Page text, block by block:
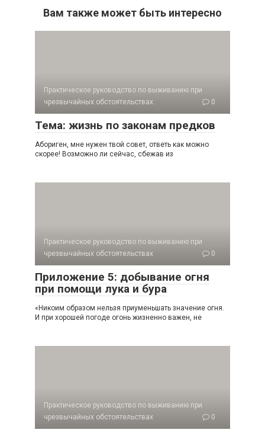
Вам также может быть интересно
Практическое руководство по выживанию при
чрезвычайных обстоятельствах
0
Тема: жизнь по законам предков
Абориген, мне нужен твой совет, ответь как можно
скорее! Возможно ли сейчас, сбежав из
Практическое руководство по выживанию при
чрезвычайных обстоятельствах
0
Приложение 5: добывание огня
при помощи лука и бура
«Никоим образом нельзя приуменьшать значение огня.
И при хорошей погоде огонь жизненно важен, не
Практическое руководство по выживанию при
чрезвычайных обстоятельствах
0